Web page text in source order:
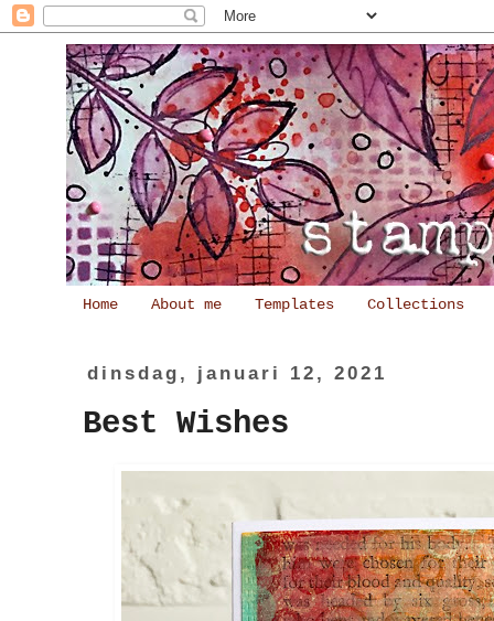
Home About me Templates Collections
dinsdag, januari 12, 2021
Best Wishes